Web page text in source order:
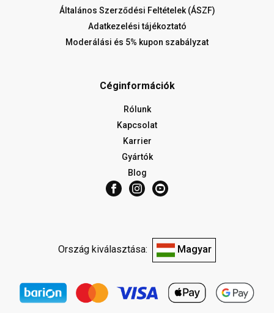
Általános Szerződési Feltételek (ÁSZF)
Adatkezelési tájékoztató
Moderálási és 5% kupon szabályzat
Céginformációk
Rólunk
Kapcsolat
Karrier
Gyártók
Blog
Ország kiválasztása: Magyar